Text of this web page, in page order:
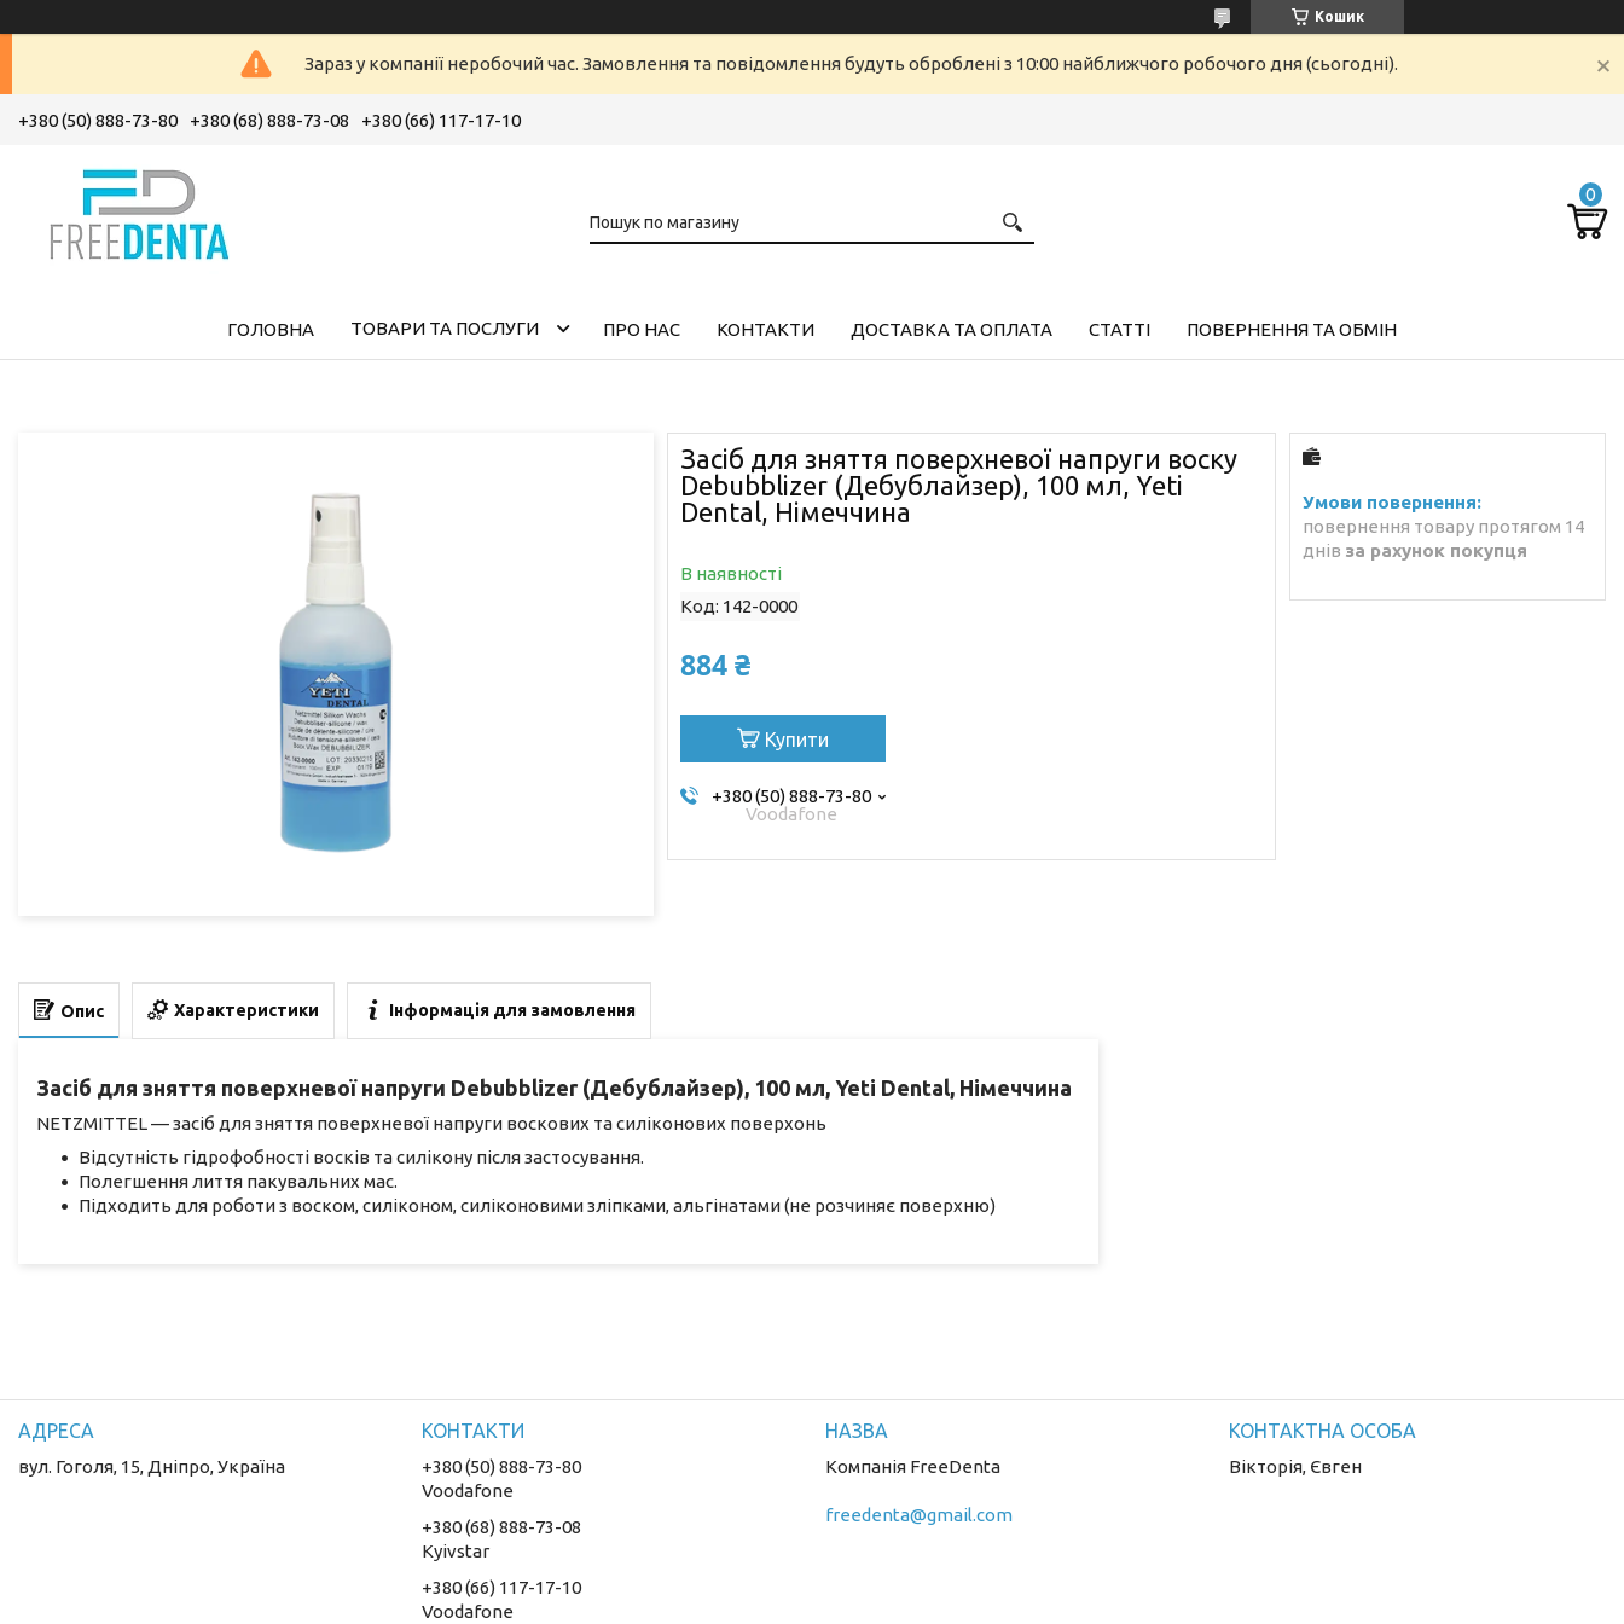
Кошик
Зараз у компанії неробочий час. Замовлення та повідомлення будуть оброблені з 10:00 найближчого робочого дня (сьогодні).
+380 (50) 888-73-80 +380 (68) 888-73-08 +380 (66) 117-17-10
ГОЛОВНА ТОВАРИ ТА ПОСЛУГИ ПРО НАС КОНТАКТИ ДОСТАВКА ТА ОПЛАТА СТАТТІ ПОВЕРНЕННЯ ТА ОБМІН
Засіб для зняття поверхневої напруги воску
Debubblizer (Дебублайзер), 100 мл, Yeti
Dental, Німеччина
В наявності
Код: 142-0000
884 ₴
Купити
+380 (50) 888-73-80
Voodafone
повернення товару протягом 14
днів за рахунок покупця
Опис Характеристики Інформація для замовлення
Засіб для зняття поверхневої напруги Debubblizer (Дебублайзер), 100 мл, Yeti Dental, Німеччина
NETZMITTEL — засіб для зняття поверхневої напруги воскових та силіконових поверхонь
Відсутність гідрофобності восків та силікону після застосування.
Полегшення лиття пакувальних мас.
Підходить для роботи з воском, силіконом, силіконовими зліпками, альгінатами (не розчиняє поверхню)
вул. Гоголя, 15, Дніпро, Україна
+380 (50) 888-73-80
Voodafone
+380 (68) 888-73-08
Kyivstar
+380 (66) 117-17-10
Voodafone
Компанія FreeDenta
freedenta@gmail.com
Вікторія, Євген